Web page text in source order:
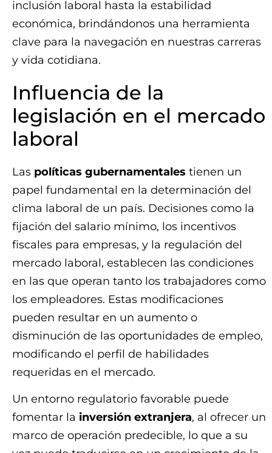
inclusión laboral hasta la estabilidad
económica, brindándonos una herramienta
clave para la navegación en nuestras carreras
y vida cotidiana.
Influencia de la
legislación en el mercado
laboral
Las políticas gubernamentales tienen un
papel fundamental en la determinación del
clima laboral de un país. Decisiones como la
fijación del salario mínimo, los incentivos
fiscales para empresas, y la regulación del
mercado laboral, establecen las condiciones
en las que operan tanto los trabajadores como
los empleadores. Estas modificaciones
pueden resultar en un aumento o
disminución de las oportunidades de empleo,
modificando el perfil de habilidades
requeridas en el mercado.
Un entorno regulatorio favorable puede
fomentar la inversión extranjera, al ofrecer un
marco de operación predecible, lo que a su